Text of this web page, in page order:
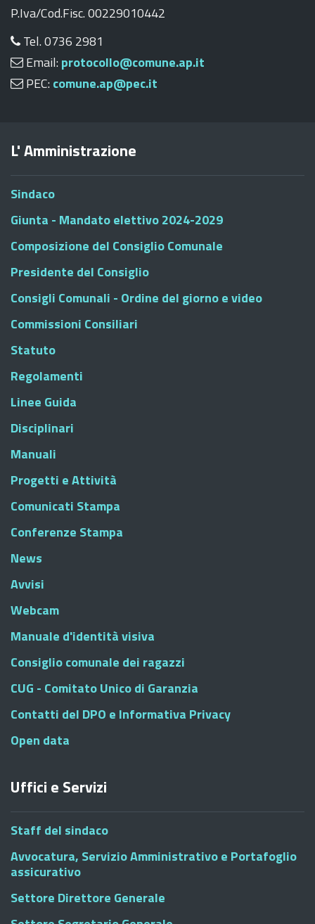
P.Iva/Cod.Fisc. 00229010442
Tel. 0736 2981
Email: protocollo@comune.ap.it
PEC: comune.ap@pec.it
L' Amministrazione
Sindaco
Giunta - Mandato elettivo 2024-2029
Composizione del Consiglio Comunale
Presidente del Consiglio
Consigli Comunali - Ordine del giorno e video
Commissioni Consiliari
Statuto
Regolamenti
Linee Guida
Disciplinari
Manuali
Progetti e Attività
Comunicati Stampa
Conferenze Stampa
News
Avvisi
Webcam
Manuale d'identità visiva
Consiglio comunale dei ragazzi
CUG - Comitato Unico di Garanzia
Contatti del DPO e Informativa Privacy
Open data
Uffici e Servizi
Staff del sindaco
Avvocatura, Servizio Amministrativo e Portafoglio
assicurativo
Settore Direttore Generale